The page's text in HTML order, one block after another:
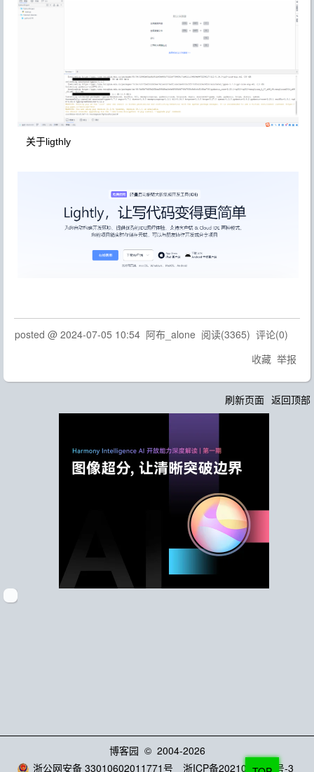
关于ligthly
posted @ 2024-07-05 10:54 阿布_alone 阅读(3365) 评论(0)
收藏 举报
刷新页面 返回顶部
博客园 © 2004-2026
浙公网安备 33010602011771号
浙ICP备2021040463号-3